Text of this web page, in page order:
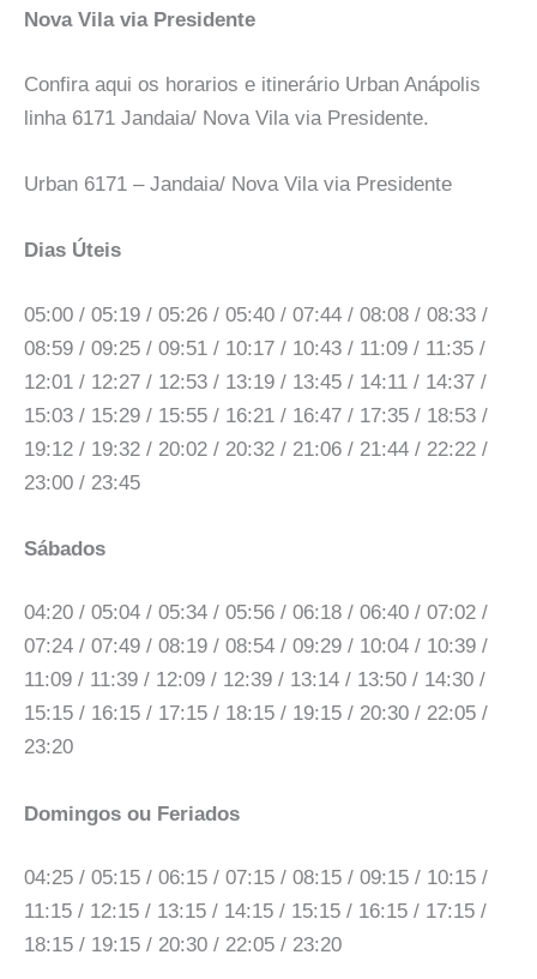
Nova Vila via Presidente
Confira aqui os horarios e itinerário Urban Anápolis
linha 6171 Jandaia/ Nova Vila via Presidente.
Urban 6171 – Jandaia/ Nova Vila via Presidente
Dias Úteis
05:00 / 05:19 / 05:26 / 05:40 / 07:44 / 08:08 / 08:33 /
08:59 / 09:25 / 09:51 / 10:17 / 10:43 / 11:09 / 11:35 /
12:01 / 12:27 / 12:53 / 13:19 / 13:45 / 14:11 / 14:37 /
15:03 / 15:29 / 15:55 / 16:21 / 16:47 / 17:35 / 18:53 /
19:12 / 19:32 / 20:02 / 20:32 / 21:06 / 21:44 / 22:22 /
23:00 / 23:45
Sábados
04:20 / 05:04 / 05:34 / 05:56 / 06:18 / 06:40 / 07:02 /
07:24 / 07:49 / 08:19 / 08:54 / 09:29 / 10:04 / 10:39 /
11:09 / 11:39 / 12:09 / 12:39 / 13:14 / 13:50 / 14:30 /
15:15 / 16:15 / 17:15 / 18:15 / 19:15 / 20:30 / 22:05 /
23:20
Domingos ou Feriados
04:25 / 05:15 / 06:15 / 07:15 / 08:15 / 09:15 / 10:15 /
11:15 / 12:15 / 13:15 / 14:15 / 15:15 / 16:15 / 17:15 /
18:15 / 19:15 / 20:30 / 22:05 / 23:20